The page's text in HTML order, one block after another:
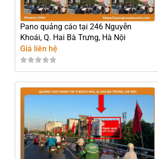
Pano quảng cáo tại 246 Nguyễn
Khoái, Q. Hai Bà Trưng, Hà Nội
Giá liên hệ